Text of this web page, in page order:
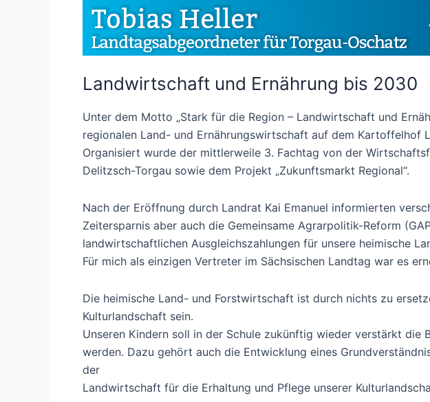
Landwirtschaft und Ernährung bis 2030
Unter dem Motto „Stark für die Region – Landwirtschaft und
regionalen Land- und Ernährungswirtschaft auf dem Kartoffelhof
Organisiert wurde der mittlerweile 3. Fachtag von der
Delitzsch-Torgau sowie dem Projekt „Zukunftsmarkt Regional“.
Nach der Eröffnung durch Landrat Kai Emanuel informierten
Zeitersparnis aber auch die Gemeinsame Agrarpolitik-Reform
landwirtschaftlichen Ausgleichszahlungen für unsere heimische
Für mich als einzigen Vertreter im Sächsischen Landtag war es
Die heimische Land- und Forstwirtschaft ist durch nichts zu
Kulturlandschaft sein.
Unseren Kindern soll in der Schule zukünftig wieder verstärkt
werden. Dazu gehört auch die Entwicklung eines
der
Landwirtschaft für die Erhaltung und Pflege unserer